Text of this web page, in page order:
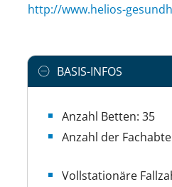
http://www.helios-
BASIS-INFOS
Anzahl Betten: 35
Anzahl der
Vollstationäre